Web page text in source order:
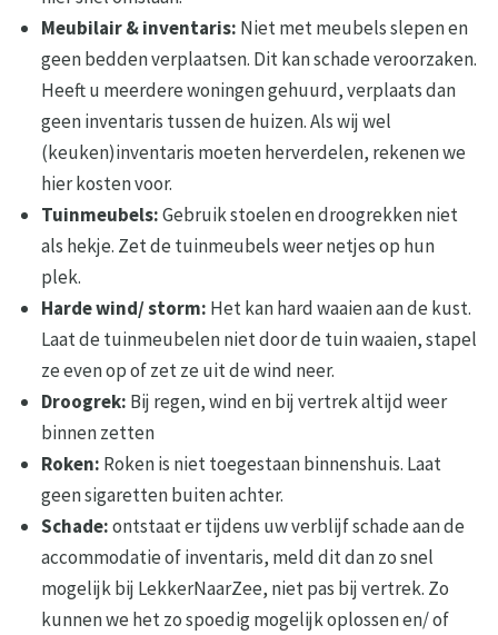
Meubilair & inventaris: Niet met meubels slepen en
geen bedden verplaatsen. Dit kan schade veroorzaken.
Heeft u meerdere woningen gehuurd, verplaats dan
geen inventaris tussen de huizen. Als wij wel
(keuken)inventaris moeten herverdelen, rekenen we
hier kosten voor.
Tuinmeubels:Gebruik stoelen en droogrekken niet
als hekje. Zet de tuinmeubels weer netjes op hun
plek.
Harde wind/ storm: Het kan hard waaien aan de kust.
Laat de tuinmeubelen niet door de tuin waaien, stapel
ze even op of zet ze uit de wind neer.
Droogrek: Bij regen, wind en bij vertrek altijd weer
binnen zetten
Roken: Roken is niet toegestaan binnenshuis. Laat
geen sigaretten buiten achter.
Schade:ontstaat er tijdens uw verblijf schade aan de
accommodatie of inventaris, meld dit dan zo snel
mogelijk bij LekkerNaarZee, niet pas bij vertrek. Zo
kunnen we het zo spoedig mogelijk oplossen en/ of